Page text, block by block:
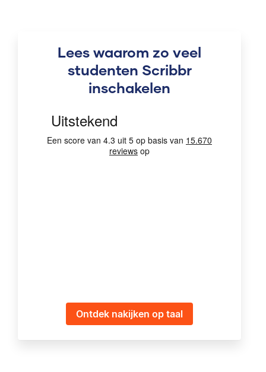
Lees waarom zo veel
studenten Scribbr
inschakelen
Ontdek nakijken op taal